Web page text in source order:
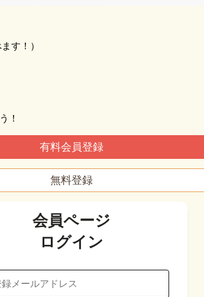
す！）
！
有料会員登録
無料登録
会員ページ
ログイン